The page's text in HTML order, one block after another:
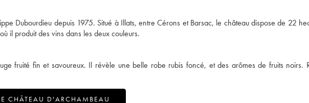
Dubourdieu depuis 1975. Situé à Illats, entre Cérons et Barsac, le château dispose de 22
il produit des vins dans les deux couleurs.
fruité fin et savoureux. Il révèle une belle robe rubis foncé, et des arômes de fruits noirs.
CHÂTEAU D'ARCHAMBEAU